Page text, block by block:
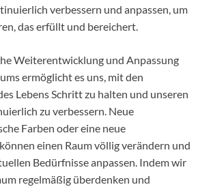
verbessern und anpassen, um
das erfüllt und bereichert.
Weiterentwicklung und Anpassung
ermöglicht es uns, mit den
Lebens Schritt zu halten und unseren
zu verbessern. Neue
Farben oder eine neue
einen Raum völlig verändern und
Bedürfnisse anpassen. Indem wir
regelmäßig überdenken und